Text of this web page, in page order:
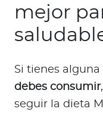
mejor
Si tienes
debes consumir
seguir la dieta